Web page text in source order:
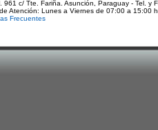
961 c/ Tte. Fariña. Asunción, Paraguay - Tel. y
Atención: Lunes a Viernes de 07:00 a 15:00
Frecuentes